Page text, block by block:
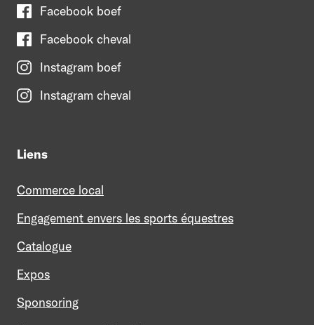
Facebook boef
Facebook cheval
Instagram boef
Instagram cheval
Liens
Commerce local
Engagement envers les sports équestres
Catalogue
Expos
Sponsoring